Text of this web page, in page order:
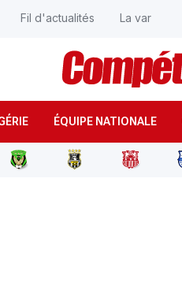
ÉQUIPE NATIONALE
Fil d'actualités La var